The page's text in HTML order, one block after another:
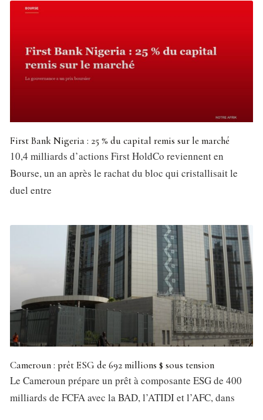
First Bank Nigeria : 25 % du capital remis sur le marché
10,4 milliards d’actions First HoldCo reviennent en
Bourse, un an après le rachat du bloc qui cristallisait le
duel entre
Cameroun : prêt ESG de 692 millions $ sous tension
Le Cameroun prépare un prêt à composante ESG de 400
milliards de FCFA avec la BAD, l’ATIDI et l’AFC, dans